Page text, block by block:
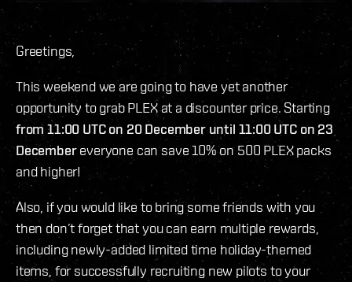
Greetings,
This weekend we are going to have yet another
opportunity to grab PLEX at a discounter price. Starting
from 11:00 UTC on 20 December until 11:00 UTC on 23
Decembereveryone can save 10% on 500 PLEX packs
and higher!
Also, if you would like to bring some friends with you
then don’t forget that you can earn multiple rewards,
including newly-added limited time holiday-themed
items, for successfully recruiting new pilots to your